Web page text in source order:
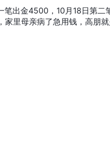
at mga ratio ng leverage
pa rito, ang limitadong
ng mga trader na
epektibo.
mga financial derivatives.
ng iba't ibang mga broker:
笔出金4500，10月18日第二
里母亲病了急用钱，高朋